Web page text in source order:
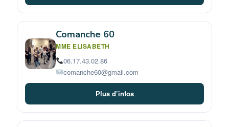
Comanche 60
MME ELISABETH
06.17.43.02.86
comanche60@gmail.com
Plus d’infos